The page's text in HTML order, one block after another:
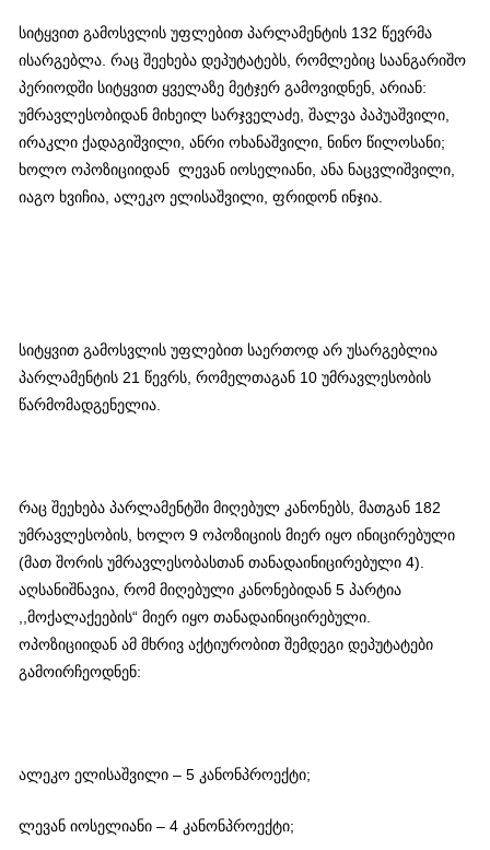
სიტყვით გამოსვლის უფლებით პარლამენტის 132 წევრმა
ისარგებლა. რაც შეეხება დეპუტატებს, რომლებიც საანგარიშო
პერიოდში სიტყვით ყველაზე მეტჯერ გამოვიდნენ, არიან:
უმრავლესობიდან მიხეილ სარჯველაძე, შალვა პაპუაშვილი,
ირაკლი ქადაგიშვილი, ანრი ოხანაშვილი, ნინო წილოსანი;
ხოლო ოპოზიციიდან ლევან იოსელიანი, ანა ნაცვლიშვილი,
იაგო ხვიჩია, ალეკო ელისაშვილი, ფრიდონ ინჯია.
სიტყვით გამოსვლის უფლებით საერთოდ არ უსარგებლია
პარლამენტის 21 წევრს, რომელთაგან 10 უმრავლესობის
წარმომადგენელია.
რაც შეეხება პარლამენტში მიღებულ კანონებს, მათგან 182
უმრავლესობის, ხოლო 9 ოპოზიციის მიერ იყო ინიცირებული
(მათ შორის უმრავლესობასთან თანადაინიცირებული 4).
აღსანიშნავია, რომ მიღებული კანონებიდან 5 პარტია
,,მოქალაქეების“ მიერ იყო თანადაინიცირებული.
ოპოზიციიდან ამ მხრივ აქტიურობით შემდეგი დეპუტატები
გამოირჩეოდნენ:
ალეკო ელისაშვილი – 5 კანონპროექტი;
ლევან იოსელიანი – 4 კანონპროექტი;